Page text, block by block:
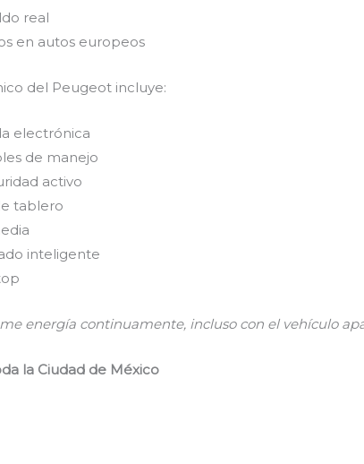
real
en autos europeos
del Peugeot incluye:
electrónica
de manejo
activo
tablero
inteligente
energía continuamente, incluso con el vehículo
la Ciudad de México